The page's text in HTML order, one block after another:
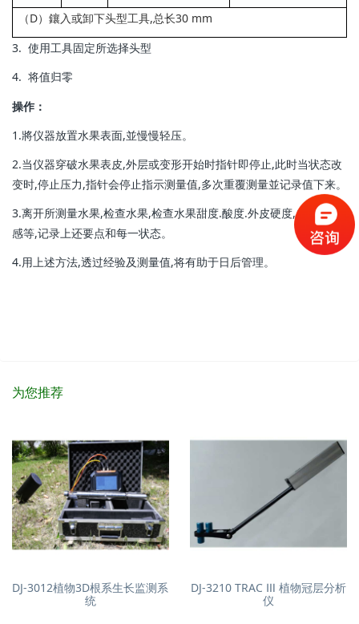
（D）鑲入或卸下头型工具,总长30 mm
3. 使用工具固定所选择头型
4. 将值归零
操作：
1.將仪器放置水果表面,並慢慢轻压。
2.当仪器穿破水果表皮,外层或变形开始时指针即停止,此时当状态改
变时,停止压力,指针会停止指示测量值,多次重覆测量並记录值下来。
3.离开所测量水果,检查水果,检查水果甜度.酸度.外皮硬度,成熟度触
感等,记录上还要点和每一状态。
4.用上述方法,透过经验及测量值,将有助于日后管理。
为您推荐
DJ-3012植物3D根系生长监测系
统
DJ-3210 TRAC Ⅲ 植物冠层分析
仪